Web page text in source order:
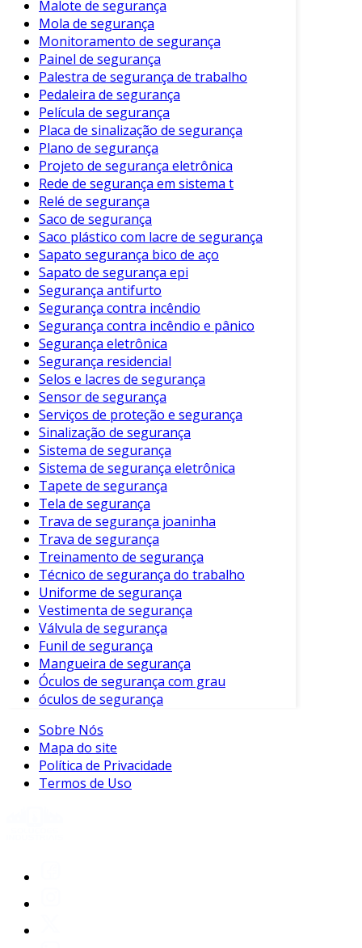
Tipo de Propriedade:
comercial? Cada tipo pode exigir
diferentes soluções.
Área de Cobertura:Quanta área o
sensor precisa cobrir? A escolha deve se
adequar ao espaço disponível.
Recursos Adicionais: Funcionalidades
como visualização remota e integração
com outros dispositivos devem ser
avaliadas.
Aplicações Práticas
Os sensores de segurança têm uma ampla
gama de aplicações. Eles são utilizados em
residências, estabelecimentos comerciais,
dispositivos industriais e em locais públicos.
Por exemplo, em lojas, sensores podem
proteger entradas e saídas, enquanto em
fábricas, podem monitorar áreas restritas.
Manutenção dos Sensores de
Segurança
Para garantir que os sensores de segurança
funcionem adequadamente, a manutenção
regular é essencial. Alguns cuidados incluem:
Testes Regulares:Realizar verificações
periódicas para garantir que os sensores
estão operando corretamente.
Limpeza dos Dispositivos:
sujeira podem afetar o desempenho dos
sensores, portanto, uma limpeza
ocasional é recomendada.
Atualização de Software:
conectados, manter o software atualizado
é crucial para a segurança e
funcionalidade.
Conclusão
propriedades, inibindo atividades criminosas e
proporcionando tranquilidade. Portanto,
Malote de segurança
Mola de segurança
Monitoramento de segurança
Painel de segurança
Palestra de segurança de trabalho
Pedaleira de segurança
Película de segurança
Placa de sinalização de segurança
Plano de segurança
Projeto de segurança eletrônica
Rede de segurança em sistema t
Relé de segurança
Saco de segurança
Saco plástico com lacre de segurança
Sapato segurança bico de aço
Sapato de segurança epi
Segurança antifurto
Segurança contra incêndio
Segurança contra incêndio e pânico
Segurança eletrônica
Segurança residencial
Selos e lacres de segurança
Sensor de segurança
Serviços de proteção e segurança
Sinalização de segurança
Sistema de segurança
Sistema de segurança eletrônica
Tapete de segurança
Tela de segurança
Trava de segurança joaninha
Trava de segurança
Treinamento de segurança
Técnico de segurança do trabalho
Uniforme de segurança
Vestimenta de segurança
Válvula de segurança
Funil de segurança
Mangueira de segurança
Óculos de segurança com grau
óculos de segurança
Sobre Nós
Mapa do site
Política de Privacidade
Termos de Uso